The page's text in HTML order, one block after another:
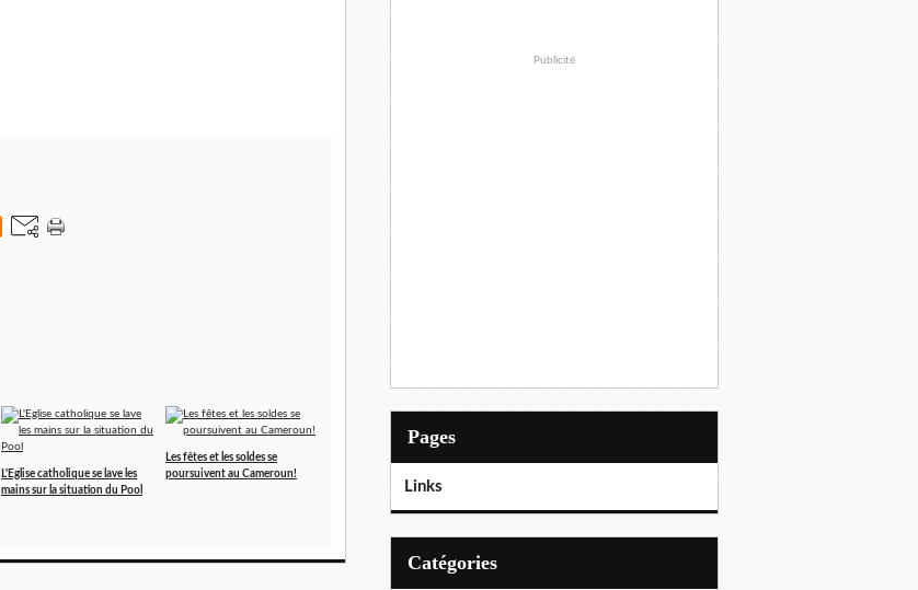
L'Eglise catholique se lave les
mains sur la situation du Pool
Les fêtes et les soldes se
poursuivent au Cameroun!
Publicité
Pages
Links
Catégories